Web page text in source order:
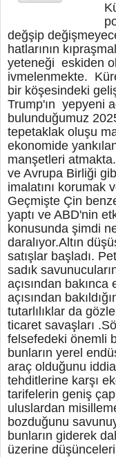
değşip
hatlarının
yeteneği eskiden
ivmelenmekte.
bir köşesindeki
Trump'ın yepyeni
bulunduğumuz
tepetaklak oluşu
ekonomide
manşetleri
ve Avrupa Birliği
imalatını korumak
Geçmişte Çin
yaptı ve ABD'nin
konusunda şimdi
daralıyor.Altın
satışlar başladı.
sadık
açısından
açısından
tutarlılıklar da
ticaret savaşları
felsefedeki önemli
bunların yerel
araç olduğunu
tehditlerine karşı
tarifelerin geniş
uluslardan
bozduğunu
bunların giderek
üzerine